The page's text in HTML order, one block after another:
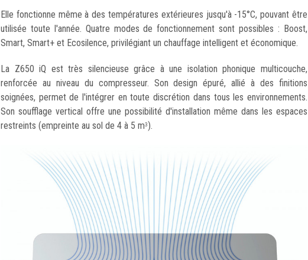
Elle fonctionne même à des températures extérieures jusqu'à -15°C, pouvant être
utilisée toute l'année. Quatre modes de fonctionnement sont possibles : Boost,
Smart, Smart+ et Ecosilence, privilégiant un chauffage intelligent et économique.
La Z650 iQ est très silencieuse grâce à une isolation phonique multicouche,
renforcée au niveau du compresseur. Son design épuré, allié à des finitions
soignées, permet de l'intégrer en toute discrétion dans tous les environnements.
Son soufflage vertical offre une possibilité d'installation même dans les espaces
restreints (empreinte au sol de 4 à 5 m3).